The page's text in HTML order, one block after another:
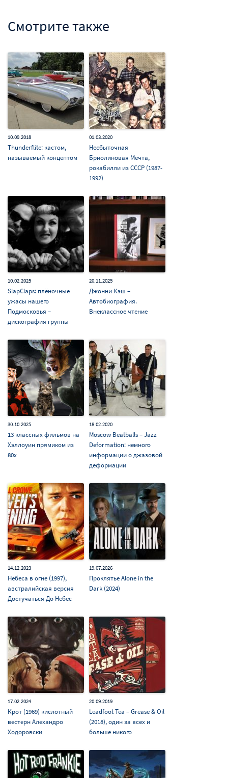
Смотрите также
10.09.2018
Thunderflite: кастом,
называемый концептом
01.03.2020
Несбыточная
Бриолиновая Мечта,
рокабилли из СССР (1987-
1992)
10.02.2025
SlapClaps: плёночные
ужасы нашего
Подмосковья –
дискография группы
20.11.2025
Джонни Кэш –
Автобиография.
Внеклассное чтение
30.10.2025
13 классных фильмов на
Хэллоуин прямиком из
80х
18.02.2020
Moscow Beatballs – Jazz
Deformation: немного
информации о джазовой
деформации
14.12.2023
Небеса в огне (1997),
австралийская версия
Достучаться До Небес
19.07.2026
Проклятье Alone in the
Dark (2024)
17.02.2024
Крот (1969) кислотный
вестерн Алехандро
Ходоровски
20.09.2019
Leadfoot Tea – Grease & Oil
(2018), один за всех и
больше никого